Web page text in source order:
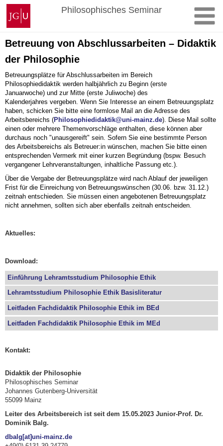
Zum
Inhalt
springen
Johannes
Gutenberg-
Universität
Mainz
Philosophisches Seminar
Betreuung von Abschlussarbeiten – Didaktik
der Philosophie
Betreuungsplätze für Abschlussarbeiten im Bereich
Philosophiedidaktik werden halbjährlich zu Beginn (erste
Januarwoche) und zur Mitte (erste Juliwoche) des
Kalenderjahres vergeben. Wenn Sie Interesse an einem Betreuungsplatz
haben, schicken Sie bitte eine formlose Mail an die Adresse des
Arbeitsbereichs (Philosophiedidaktik@uni-mainz.de). Diese Mail sollte
einen oder mehrere Themenvorschläge enthalten, diese können aber
durchaus noch "unausgereift" sein. Sofern Sie eine bestimmte Person
des Arbeitsbereichs als Betreuer:in wünschen, machen Sie bitte einen
entsprechenden Vermerk mit einer kurzen Begründung (bspw. Besuch
vergangener Lehrveranstaltungen, inhaltliche Passung etc.).
Über die Vergabe der Betreuungsplätze wird nach Ablauf der jeweiligen
Frist für die Einreichung von Betreuungswünschen (30.06. bzw. 31.12.)
zeitnah entschieden. Sie müssen einen angebotenen Betreuungsplatz
nicht annehmen, sollten sich aber ebenfalls zeitnah entscheiden.
Aktuelles:
Download:
Einführung Lehramtsstudium Philosophie Ethik
Lehramtsstudium Philosophie Ethik Basisliteratur
Leitfaden Fachdidaktik Philosophie Ethik im BEd
Leitfaden Fachdidaktik Philosophie Ethik im MEd
Kontakt:
Didaktik der Philosophie
Philosophisches Seminar
Johannes Gutenberg-Universität
55099 Mainz
Leiter des Arbeitsbereich ist seit dem 15.05.2023 Junior-Prof. Dr.
Dominik Balg.
dbalg[at]uni-mainz.de